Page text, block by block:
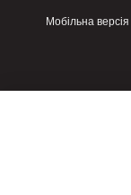
Мобільна версія